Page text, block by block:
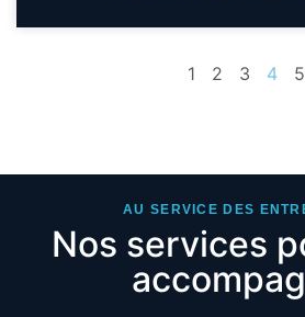
1 2 3 4 5
AU SERVICE DES
Nos services